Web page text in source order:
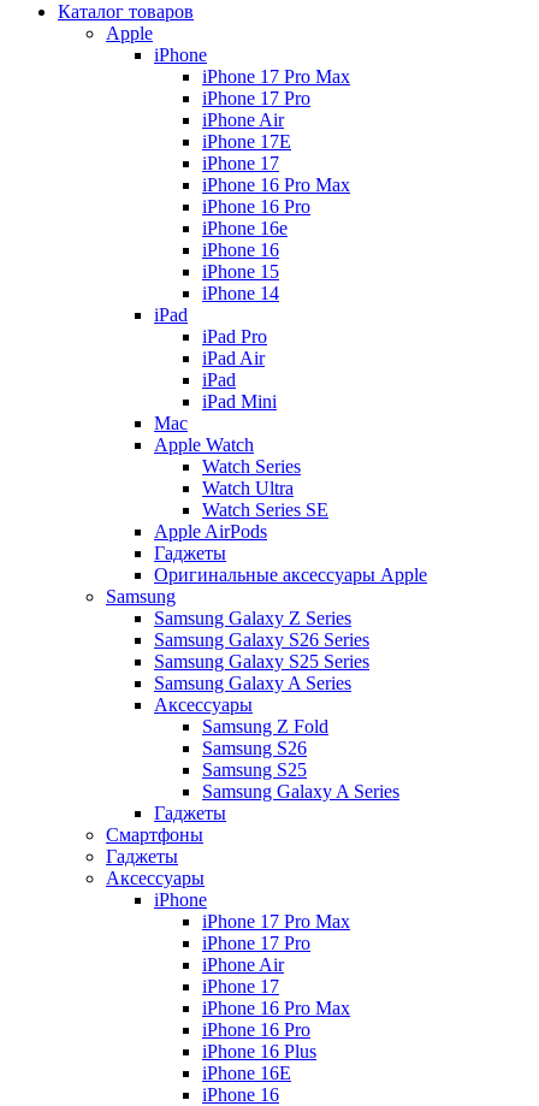
Каталог товаров
Apple
iPhone
iPhone 17 Pro Max
iPhone 17 Pro
iPhone Air
iPhone 17E
iPhone 17
iPhone 16 Pro Max
iPhone 16 Pro
iPhone 16e
iPhone 16
iPhone 15
iPhone 14
iPad
iPad Pro
iPad Air
iPad
iPad Mini
Mac
Apple Watch
Watch Series
Watch Ultra
Watch Series SE
Apple AirPods
Гаджеты
Оригинальные аксессуары Apple
Samsung
Samsung Galaxy Z Series
Samsung Galaxy S26 Series
Samsung Galaxy S25 Series
Samsung Galaxy A Series
Аксессуары
Samsung Z Fold
Samsung S26
Samsung S25
Samsung Galaxy A Series
Гаджеты
Смартфоны
Гаджеты
Аксессуары
iPhone
iPhone 17 Pro Max
iPhone 17 Pro
iPhone Air
iPhone 17
iPhone 16 Pro Max
iPhone 16 Pro
iPhone 16 Plus
iPhone 16E
iPhone 16